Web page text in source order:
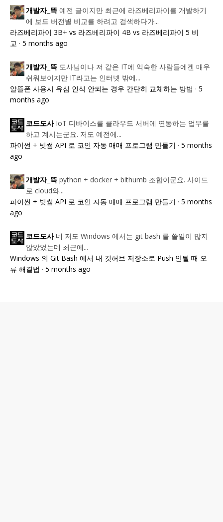
개발자_뜩 예전 글이지만 최근에 라즈베리파이를 개발하기
에 보드 버전별 비교를 하려고 검색하다가...
라즈베리파이 3B+ vs 라즈베리파이 4B vs 라즈베리파이 5 비
교 · 5 months ago
개발자_뜩 도사님이나 저 같은 IT에 익숙한 사람들에겐 매우
쉬워보이지만 IT라고는 인터넷 밖에...
알뜰폰 사용시 유심 인식 안되는 경우 간단히 교체하는 방법 · 5
months ago
코드도사 IoT 디바이스를 클라우드 서버에 연동하는 업무를
하고 계시는군요. 저도 예전에...
파이썬 + 빗썸 API 로 코인 자동 매매 프로그램 만들기 · 5 months
ago
개발자_뜩 python + docker + bithumb 조합이군요. 사이드
로 cloud와...
파이썬 + 빗썸 API 로 코인 자동 매매 프로그램 만들기 · 5 months
ago
코드도사 네 저도 Windows 에서는 git bash 를 쓸일이 많지
않았었는데 최근에...
Windows 의 Git Bash 에서 내 깃허브 저장소로 Push 안될 때 오
류 해결법 · 5 months ago